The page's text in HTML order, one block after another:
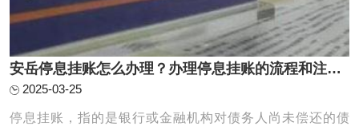
安岳停息挂账怎么办理？办理停息挂账的流程和注意事项有哪些？
2025-03-25
停息挂账，指的是银行或金融机构对债务人尚未偿还的债